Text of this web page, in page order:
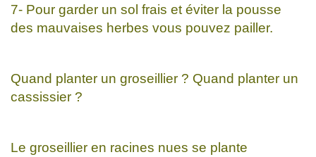
7- Pour garder un sol frais et éviter la pousse
des mauvaises herbes vous pouvez pailler.
Quand planter un groseillier ? Quand planter un
cassissier ?
Le groseillier en racines nues se plante